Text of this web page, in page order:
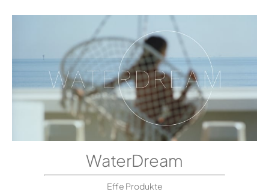
WaterDream
Effe Produkte